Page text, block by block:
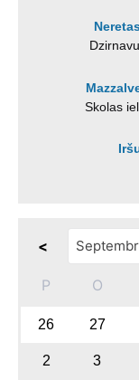
Skolas
<
P O
26 27
2 3